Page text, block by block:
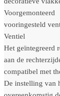
Voorgemonteerd
vooringesteld
Ventiel
Het geïntegreerd
aan de
compatibel met
De instelling van